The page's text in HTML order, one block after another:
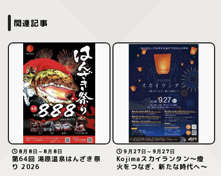
関連記事
8月8日～8月8日
第64回 湯原温泉はんざき祭
り 2026
9月27日～9月27日
Kojimaスカイランタン〜燈
火をつなぎ、新たな時代へ〜